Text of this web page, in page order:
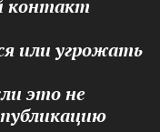
контакт
или угрожать
это не